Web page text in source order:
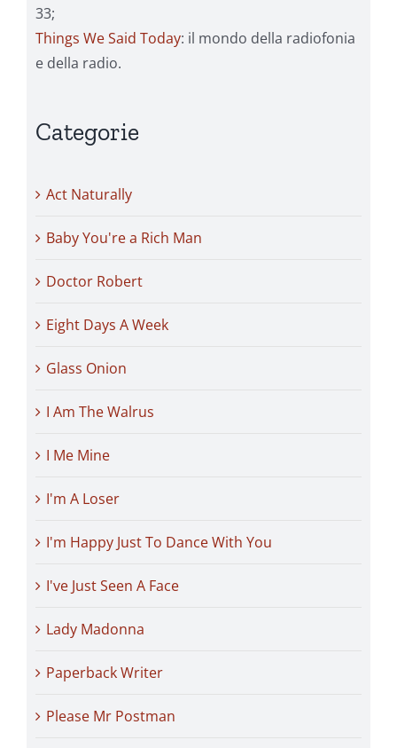
33;
Things We Said Today: il mondo della radiofonia
e della radio.
Categorie
Act Naturally
Baby You're a Rich Man
Doctor Robert
Eight Days A Week
Glass Onion
I Am The Walrus
I Me Mine
I'm A Loser
I'm Happy Just To Dance With You
I've Just Seen A Face
Lady Madonna
Paperback Writer
Please Mr Postman